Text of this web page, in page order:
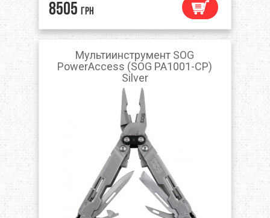
8505 грн
Мультиинструмент SOG
PowerAccess (SOG PA1001-CP)
Silver